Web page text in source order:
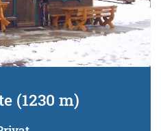
(1230 m)